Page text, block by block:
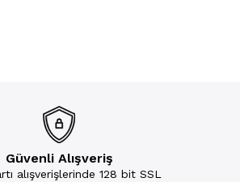
Güvenli Alışveriş
alışverişlerinde 128 bit SSL